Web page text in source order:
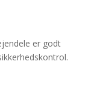
er godt